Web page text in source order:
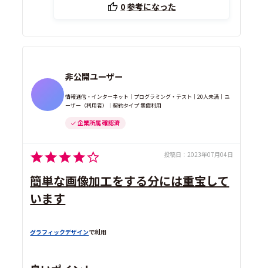
0参考になった
非公開ユーザー
情報通信・インターネット｜プログラミング・テスト｜20人未満｜ユ
ーザー（利用者）｜契約タイプ 無償利用
企業所属 確認済
投稿日： 2023年07月04日
簡単な画像加工をする分には重宝して
います
グラフィックデザインで利用